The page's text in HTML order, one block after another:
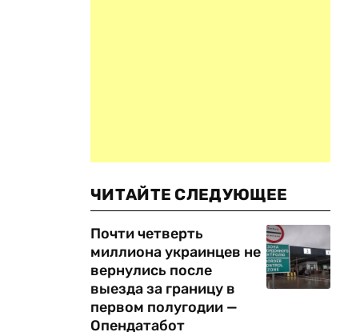
ЧИТАЙТЕ СЛЕДУЮЩЕЕ
Почти четверть
миллиона украинцев не
вернулись после
выезда за границу в
первом полугодии —
Опендатабот